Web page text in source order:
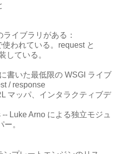
イブラリがある：
われている。request と
している。
書いた最低限の WSGI ライブ
/ response
マッパ、インタラクティブデ
Luke Arno による独立モジュ
。